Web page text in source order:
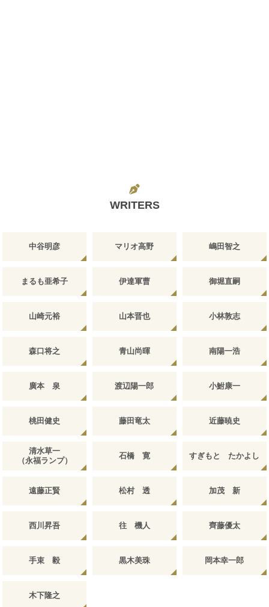
WRITERS
中谷明彦 マリオ高野 嶋田智之
まるも亜希子 伊達軍曹 御堀直嗣
山崎元裕 山本晋也 小林敦志
森口将之 青山尚暉 南陽一浩
廣本 泉 渡辺陽一郎 小鮒康一
桃田健史 藤田竜太 近藤暁史
清水草一
（永福ランプ）
石橋 寛 すぎもと たかよし
遠藤正賢 松村 透 加茂 新
西川昇吾 往 機人 齊藤優太
手束 毅 黒木美珠 岡本幸一郎
木下隆之